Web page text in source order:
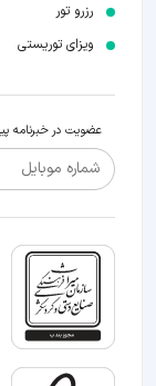
رزرو تور
ویزای توریستی
عضویت در خبرنامه
شماره موبایل